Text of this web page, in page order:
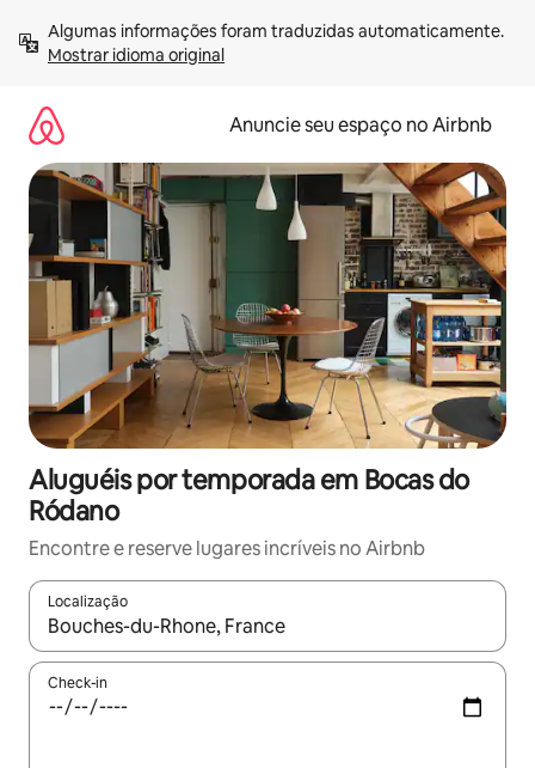
para
Mostrar idioma original
Anuncie seu espaço no Airbnb
Aluguéis por temporada em Bocas do
Ródano
Encontre e reserve lugares incríveis no Airbnb
Localização
Quando os resultados estiverem disponíveis, explore-os
Check-in